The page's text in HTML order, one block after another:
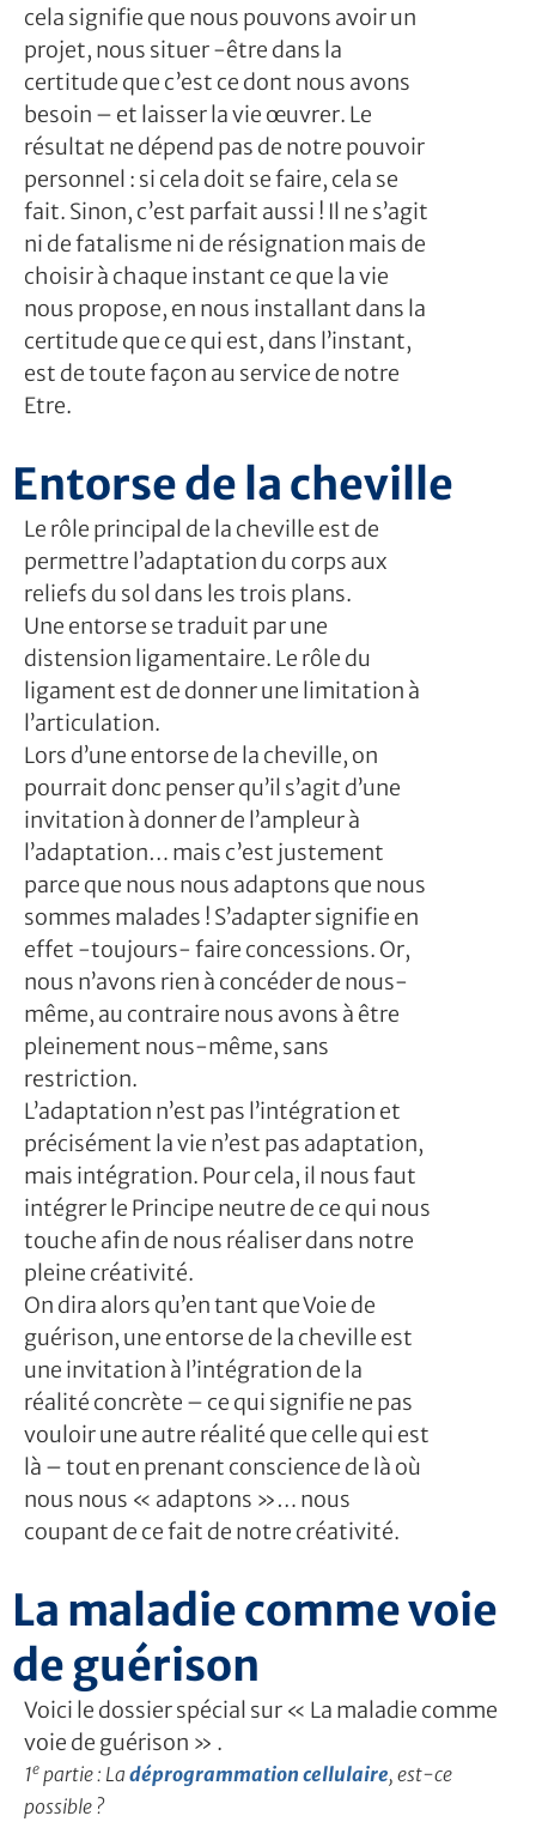
cela signifie que nous pouvons avoir un
projet, nous situer -être dans la
certitude que c’est ce dont nous avons
besoin – et laisser la vie œuvrer. Le
résultat ne dépend pas de notre pouvoir
personnel : si cela doit se faire, cela se
fait. Sinon, c’est parfait aussi ! Il ne s’agit
ni de fatalisme ni de résignation mais de
choisir à chaque instant ce que la vie
nous propose, en nous installant dans la
certitude que ce qui est, dans l’instant,
est de toute façon au service de notre
Etre.
Entorse de la cheville
Le rôle principal de la cheville est de
permettre l’adaptation du corps aux
reliefs du sol dans les trois plans.
Une entorse se traduit par une
distension ligamentaire. Le rôle du
ligament est de donner une limitation à
l’articulation.
Lors d’une entorse de la cheville, on
pourrait donc penser qu’il s’agit d’une
invitation à donner de l’ampleur à
l’adaptation… mais c’est justement
parce que nous nous adaptons que nous
sommes malades ! S’adapter signifie en
effet -toujours- faire concessions. Or,
nous n’avons rien à concéder de nous-
même, au contraire nous avons à être
pleinement nous-même, sans
restriction.
L’adaptation n’est pas l’intégration et
précisément la vie n’est pas adaptation,
mais intégration. Pour cela, il nous faut
intégrer le Principe neutre de ce qui nous
touche afin de nous réaliser dans notre
pleine créativité.
On dira alors qu’en tant que Voie de
guérison, une entorse de la cheville est
une invitation à l’intégration de la
réalité concrète – ce qui signifie ne pas
vouloir une autre réalité que celle qui est
là – tout en prenant conscience de là où
nous nous « adaptons »… nous
coupant de ce fait de notre créativité.
La maladie comme voie
de guérison
Voici le dossier spécial sur « La maladie comme
voie de guérison » .
1e partie : La déprogrammation cellulaire, est-ce
possible ?